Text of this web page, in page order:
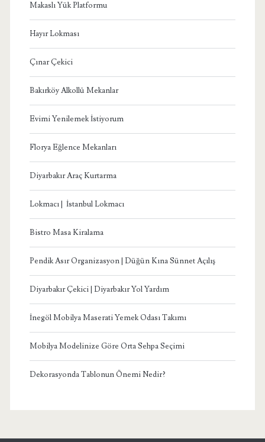
Makaslı Yük Platformu
Hayır Lokması
Çınar Çekici
Bakırköy Alkollü Mekanlar
Evimi Yenilemek İstiyorum
Florya Eğlence Mekanları
Diyarbakır Araç Kurtarma
Lokmacı | İstanbul Lokmacı
Bistro Masa Kiralama
Pendik Asır Organizasyon | Düğün Kına Sünnet Açılış
Diyarbakır Çekici | Diyarbakır Yol Yardım
İnegöl Mobilya Maserati Yemek Odası Takımı
Mobilya Modelinize Göre Orta Sehpa Seçimi
Dekorasyonda Tablonun Önemi Nedir?